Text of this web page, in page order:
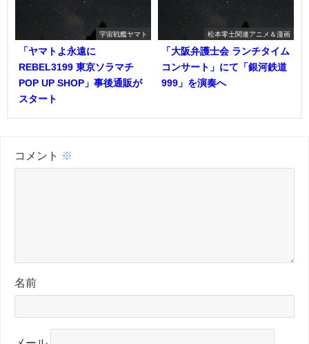
宇宙戦艦ヤマト
「ヤマトよ永遠に
REBEL3199 東京ソラマチ
POP UP SHOP」事後通販が
スタート
松本零士関連アニメ＆漫画
「大阪弁護士会 ランチタイム
コンサート」にて「銀河鉄道
999」を演奏へ
コメント ※
名前